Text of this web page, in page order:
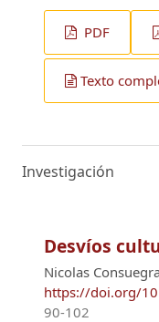
PDF
Texto
Investigación
Desvíos
Nicolas
https://doi.org/
90-102